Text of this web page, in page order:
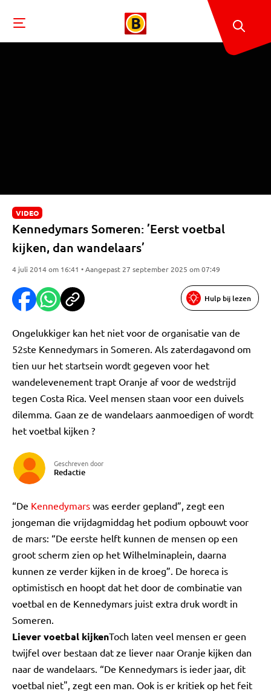
VIDEO
Kennedymars Someren: ’Eerst voetbal
kijken, dan wandelaars’
4 juli 2014 om 16:41 • Aangepast 27 september 2025 om 07:49
Hulp bij lezen
Ongelukkiger kan het niet voor de organisatie van de
52ste Kennedymars in Someren. Als zaterdagavond om
tien uur het startsein wordt gegeven voor het
wandelevenement trapt Oranje af voor de wedstrijd
tegen Costa Rica. Veel mensen staan voor een duivels
dilemma. Gaan ze de wandelaars aanmoedigen of wordt
het voetbal kijken ?
Geschreven door
Redactie
“De Kennedymars was eerder gepland”, zegt een
jongeman die vrijdagmiddag het podium opbouwt voor
de mars: “De eerste helft kunnen de mensen op een
groot scherm zien op het Wilhelminaplein, daarna
kunnen ze verder kijken in de kroeg”. De horeca is
optimistisch en hoopt dat het door de combinatie van
voetbal en de Kennedymars juist extra druk wordt in
Someren.
Liever voetbal kijkenToch laten veel mensen er geen
twijfel over bestaan dat ze liever naar Oranje kijken dan
naar de wandelaars. “De Kennedymars is ieder jaar, dit
voetbal niet", zegt een man. Ook is er kritiek op het feit